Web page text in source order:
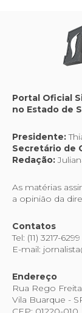
Portal Oficial
no Estado de
Presidente:
Secretário de
Redação:
As matérias
a opinião da
Contatos
Tel: (11) 3217-6299
E-mail:
Endereço
Rua Rego
Vila Buarque -